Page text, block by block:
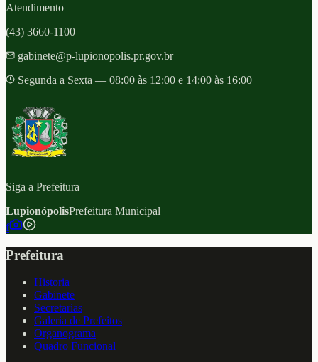
Atendimento
(43) 3660-1100
gabinete@p-lupionopolis.pr.gov.br
Segunda a Sexta — 08:00 às 12:00 e 14:00 às 16:00
Siga a Prefeitura
LupionópolisPrefeitura Municipal
f
Prefeitura
Historia
Gabinete
Secretarias
Galeria de Prefeitos
Organograma
Quadro Funcional